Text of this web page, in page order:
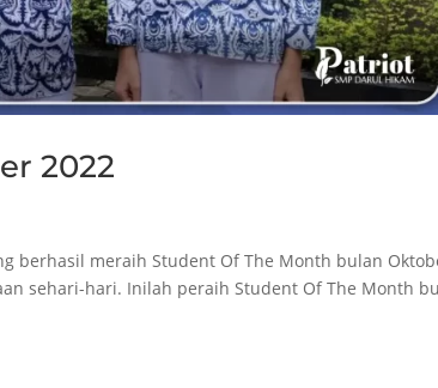
2022
berhasil meraih Student Of The Month bulan
sehari-hari. Inilah peraih Student Of The Month